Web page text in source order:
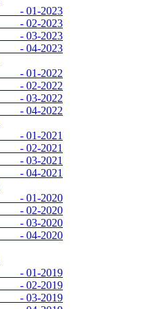
2023
2023
2023
2023
2022
2022
2022
2022
2021
2021
2021
2021
2020
2020
2020
2020
2019
2019
2019